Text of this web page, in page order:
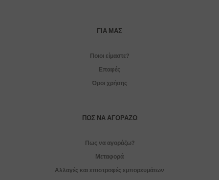
ΓΙΑ ΜΑΣ
Ποιοι είμαστε?
Επαφές
Όροι χρήσης
ΠΏΣ ΝΑ ΑΓΟΡΆΖΩ
Πως να αγοράζω?
Μεταφορά
Αλλαγές και επιστροφές εμπορευμάτων